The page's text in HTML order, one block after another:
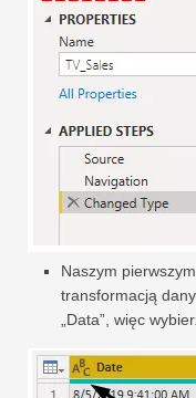
Naszym
transformacją
„Data”, więc